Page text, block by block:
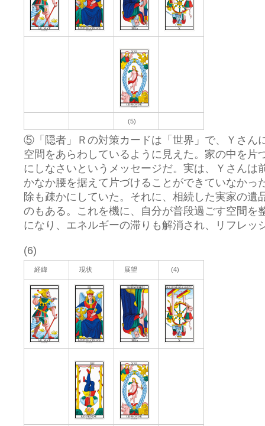
(5)
⑤「隠者」Ｒの対策カードは「世界」で、Ｙさん
空間をあらわしているように見えた。家の中を片
にしなさいというメッセージだ。実は、Ｙさんは
かなか腰を据えて片づけることができていなかっ
除も疎かにしていた。それに、相続した実家の遺
のもある。これを機に、自分が普段過ごす空間を
になり、エネルギーの滞りも解消され、リフレッ
(6)
経緯 現状 展望 (4)